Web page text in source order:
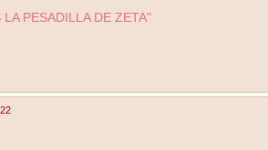
LA PESADILLA DE ZETA"